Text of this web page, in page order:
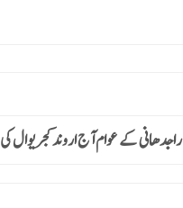
راجدھانی کے عوام آج اروند کجریوال